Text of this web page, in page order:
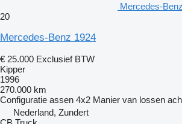
Mercedes-
20
Mercedes-Benz 1924
€ 25.000 Exclusief BTW
Kipper
1996
270.000 km
Configuratie assen 4x2 Manier van lossen
Nederland, Zundert